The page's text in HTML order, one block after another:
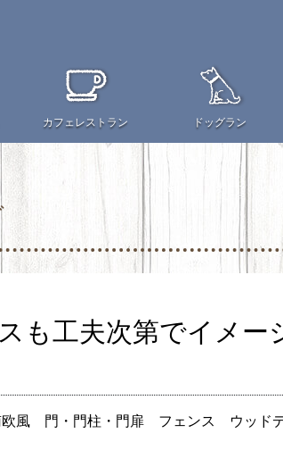
カフェ レストラン ドッグラン
も工夫次第でイメー
風 門・門柱・門扉 フェンス ウッド